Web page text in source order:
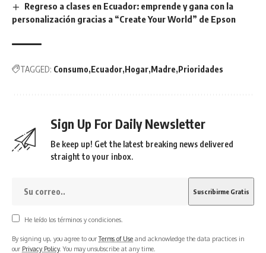
Regreso a clases en Ecuador: emprende y gana con la
personalización gracias a “Create Your World” de Epson
TAGGED: Consumo Ecuador Hogar Madre Prioridades
Sign Up For Daily Newsletter
Be keep up! Get the latest breaking news delivered
straight to your inbox.
He leído los términos y condiciones.
By signing up, you agree to ourTerms of Use and acknowledge the data practices in
our Privacy Policy. You may unsubscribe at any time.